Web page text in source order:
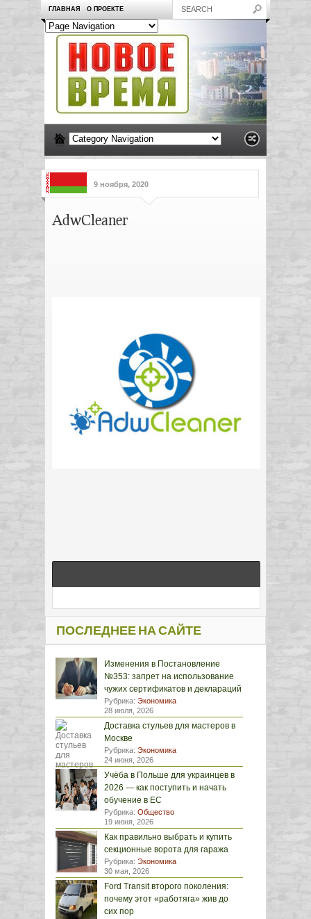
ГЛАВНАЯ О ПРОЕКТЕ
9 ноября, 2020
AdwCleaner
ПОСЛЕДНЕЕ НА САЙТЕ
Изменения в Постановление
№353: запрет на использование
чужих сертификатов и деклараций
Рубрика: Экономика
28 июля, 2026
Доставка стульев для мастеров в
Москве
Рубрика: Экономика
24 июня, 2026
Учёба в Польше для украинцев в
2026 — как поступить и начать
обучение в ЕС
Рубрика: Общество
19 июня, 2026
Как правильно выбрать и купить
секционные ворота для гаража
Рубрика: Экономика
30 мая, 2026
Ford Transit второго поколения:
почему этот «работяга» жив до
сих пор